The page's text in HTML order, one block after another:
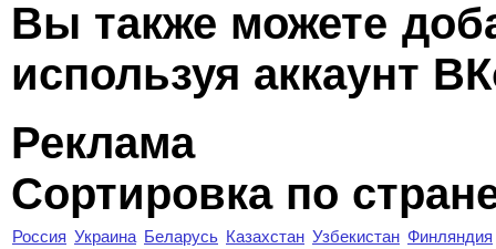
Вы также можете
используя аккаунт
Реклама
Сортировка по
Россия Украина Беларусь Казахстан Узбекистан Финляндия